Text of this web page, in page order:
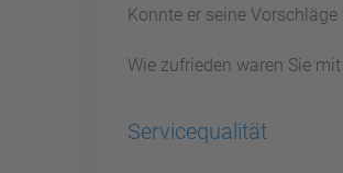
Konnte er seine
Wie zufrieden waren Sie
Servicequalität